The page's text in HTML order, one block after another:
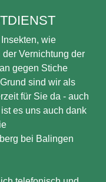
wie
Vernichtung der
gegen Stiche
sind wir als
für Sie da - auch
es uns auch dank
bei Balingen